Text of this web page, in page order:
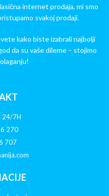
internet prodaja, mi smo
svakoj prodaji.
kako biste izabrali najbolji
da su vaše dileme – stojimo
24/7H
270
707